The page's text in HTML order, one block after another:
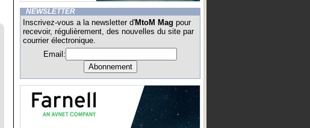
NEWSLETTER
Inscrivez-vous a la newsletter d'MtoM Mag pour
recevoir, régulièrement, des nouvelles du site par
courrier électronique.
Email: